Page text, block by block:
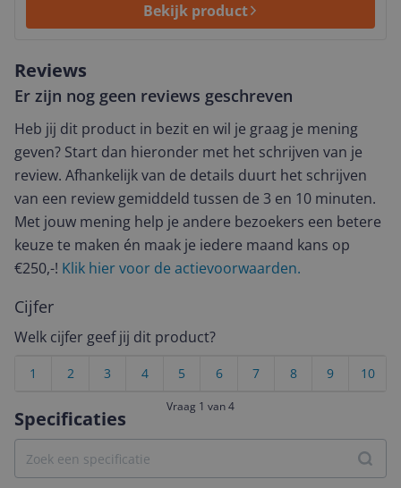
Bekijk product
Specificaties
Reviews
Er zijn nog geen reviews geschreven
Heb jij dit product in bezit en wil je graag je mening
geven? Start dan hieronder met het schrijven van je
review. Afhankelijk van de details duurt het schrijven
van een review gemiddeld tussen de 3 en 10 minuten.
Met jouw mening help je andere bezoekers een betere
keuze te maken én maak je iedere maand kans op
€250,-! Klik hier voor de actievoorwaarden.
Cijfer
Welk cijfer geef jij dit product?
10
9
8
7
6
5
4
3
2
1
Vraag 1 van 4